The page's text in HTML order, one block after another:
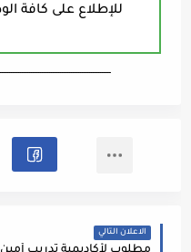
للإطلاع على كافة
الاعلان التالي